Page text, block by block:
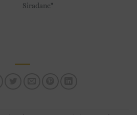
Siradane"